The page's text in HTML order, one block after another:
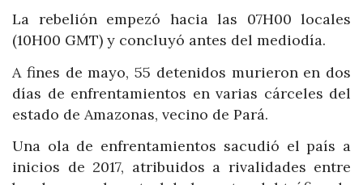
La rebelión empezó hacia las 07H00 locales
(10H00 GMT) y concluyó antes del mediodía.
A fines de mayo, 55 detenidos murieron en dos
días de enfrentamientos en varias cárceles del
estado de Amazonas, vecino de Pará.
Una ola de enfrentamientos sacudió el país a
inicios de 2017, atribuidos a rivalidades entre